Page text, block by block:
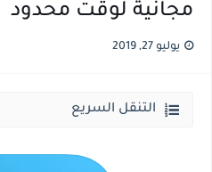
مجانية لوقت محدود
يوليو 27, 2019
التنقل السريع